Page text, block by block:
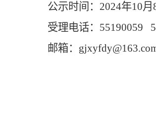
公示时间： 2024年10月
受理电话： 55190059
邮箱：